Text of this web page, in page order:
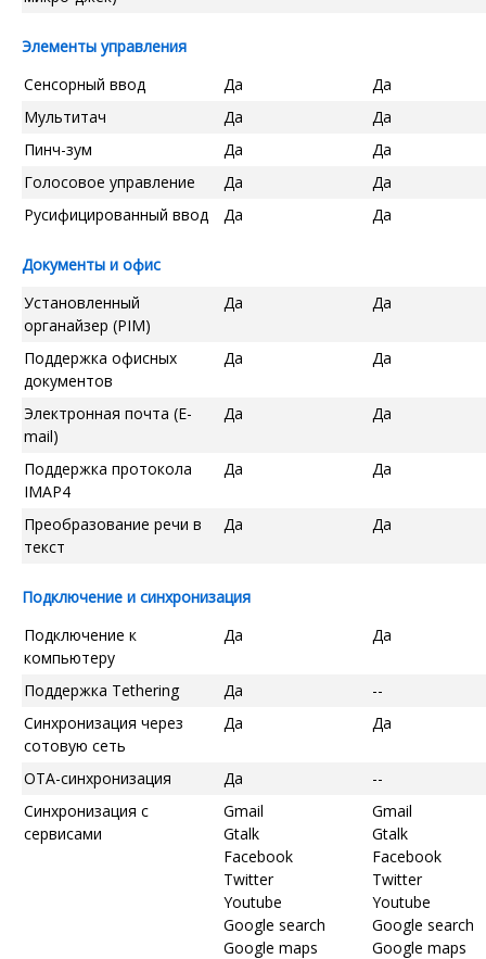
Элементы управления
Сенсорный ввод
Да
Да
Мультитач
Да
Да
Пинч-зум
Да
Да
Голосовое управление
Да
Да
Русифицированный ввод
Да Да
Документы и офис
Установленный
органайзер (PIM)
Да Да
Поддержка офисных
документов
Да Да
Электронная почта (E-
mail)
Да Да
Поддержка протокола
IMAP4
Да Да
Преобразование речи в
текст
Да Да
Подключение и синхронизация
Подключение к
компьютеру
Да Да
Поддержка Tethering Да
--
Синхронизация через
сотовую сеть
Да Да
OTA-синхронизация Да
--
Синхронизация с
сервисами
Gmail
Gtalk
Facebook
Twitter
Youtube
Google search
Google maps
Gmail
Gtalk
Facebook
Twitter
Youtube
Google search
Google maps